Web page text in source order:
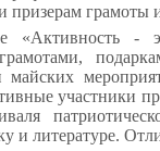
призерам грамоты
«Активность -
майских
участники
и литературе.